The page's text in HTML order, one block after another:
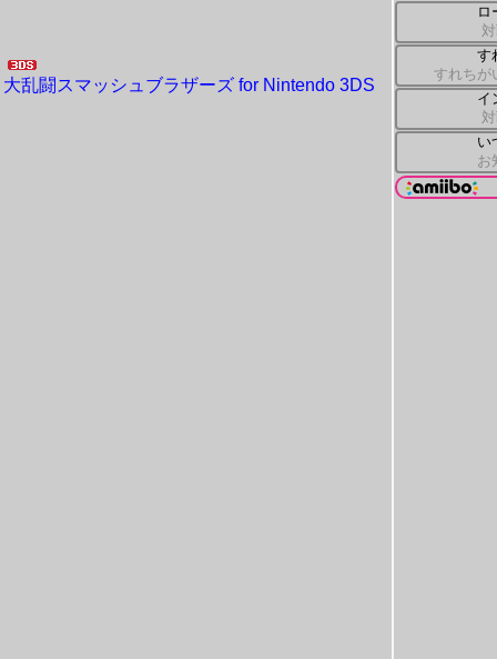
大乱闘スマッシュブラザーズ for Nintendo 3DS
ロ
す
すれちが
イ
い
お